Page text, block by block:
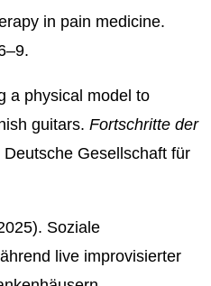
in pain medicine.
a physical model to
guitars. Fortschritte der
Gesellschaft für
Soziale
live improvisierter